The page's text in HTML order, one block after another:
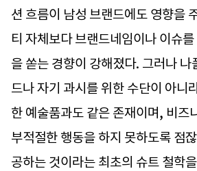
션 흐름이 남성 브랜드에도 영향을
티 자체보다 브랜드네임이나 이슈
을 쏟는 경향이 강해졌다. 그러나 나
드나 자기 과시를 위한 수단이 아니
한 예술품과도 같은 존재이며, 비즈
부적절한 행동을 하지 못하도록 점
공하는 것이라는 최초의 슈트 철학